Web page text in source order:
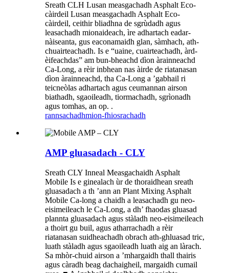
Sreath CLH Lusan measgachadh Asphalt Eco-
càirdeil Lusan measgachadh Asphalt Eco-
càirdeil, ceithir bliadhna de sgrùdadh agus
leasachadh mionaideach, ìre adhartach eadar-
nàiseanta, gus eaconamaidh glan, sàmhach, ath-
chuairteachadh. Is e “uaine, cuairteachadh, àrd-
èifeachdas” am bun-bheachd dìon àrainneachd
Ca-Long, a rèir inbhean nas àirde de riatanasan
dìon àrainneachd, tha Ca-Long a ’gabhail ri
teicneòlas adhartach agus ceumannan airson
biathadh, sgaoileadh, tiormachadh, sgrìonadh
agus tomhas, an op. .
rannsachadhmion-fhiosrachadh
AMP gluasadach - CLY
Sreath CLY Inneal Measgachaidh Asphalt
Mobile Is e ginealach ùr de thoraidhean sreath
gluasadach a th ’ann an Plant Mixing Asphalt
Mobile Ca-long a chaidh a leasachadh gu neo-
eisimeileach le Ca-Long, a dh’ fhaodas gluasad
plannta gluasadach agus stàladh neo-eisimeileach
a thoirt gu buil, agus atharrachadh a rèir
riatanasan suidheachadh obrach ath-ghluasad tric,
luath stàladh agus sgaoileadh luath aig an làrach.
Sa mhòr-chuid airson a ’mhargaidh thall thairis
agus càradh beag dachaigheil, margaidh cumail